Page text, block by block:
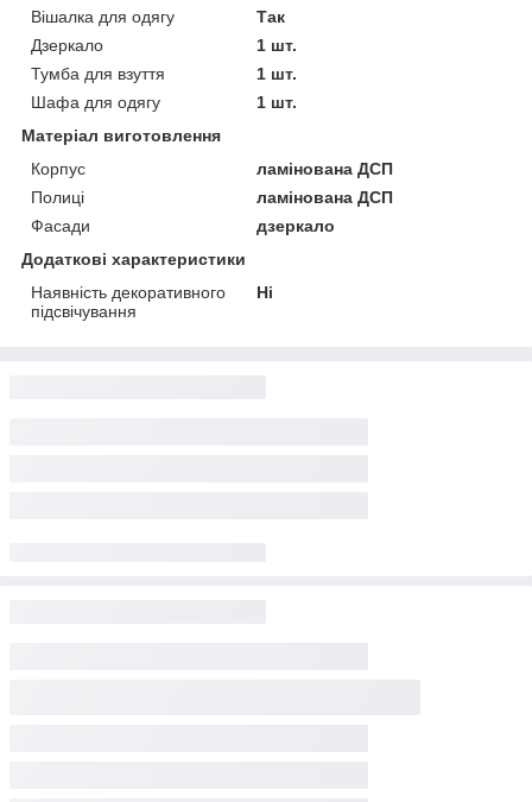
Вішалка для одягу
Так
Дзеркало
1 шт.
Тумба для взуття
1 шт.
Шафа для одягу
1 шт.
Матеріал виготовлення
Корпус
ламінована ДСП
Полиці
ламінована ДСП
Фасади
дзеркало
Додаткові характеристики
Наявність декоративного
підсвічування
Ні